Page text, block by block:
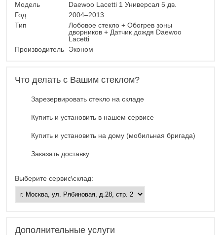
Модель
Daewoo Lacetti 1 Универсал 5 дв.
Год
2004–2013
Тип
Лобовое стекло + Обогрев зоны
дворников + Датчик дождя Daewoo
Lacetti
Производитель
Эконом
Что делать с Вашим стеклом?
Зарезервировать стекло на складе
Купить и установить в нашем сервисе
Купить и установить на дому (мобильная бригада)
Заказать доставку
Выберите сервис\склад:
Дополнительные услуги